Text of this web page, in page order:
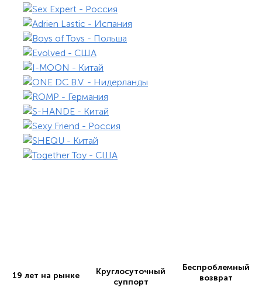
19 лет на рынке
Круглосуточный
суппорт
Беспроблемный
возврат